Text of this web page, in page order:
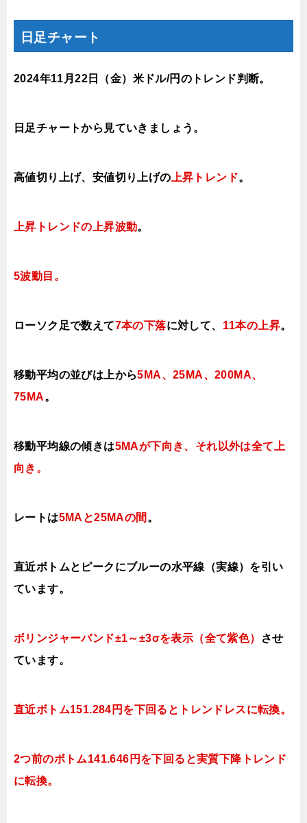
日足チャート
2024年11月22日 （金） 米ドル/円のトレンド判断。
日足チャートから見ていきましょう。
高値切り上げ、安値切り上げの 上昇トレンド。
上昇トレンドの上昇波動。
5波動目。
ローソク足で数えて7本の下落に対して、 11本の上昇。
移動平均の並びは上から5MA、25MA、200MA、
75MA。
移動平均線の傾きは5MAが下向き、それ以外は全て上
向き 。
レートは5MAと25MAの間 。
直近ボトムとピークにブルーの水平線（実線）を引い
ています。
ボリンジャーバンド±1～±3σを表示（全て紫色）
させ
ています。
直近ボトム151.284円を下回るとトレンドレスに転換。
2つ前のボトム141.646円を下回ると実質下降トレンド
に転換。